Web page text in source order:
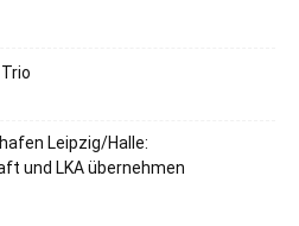
Leipzig/Halle:
und LKA übernehmen